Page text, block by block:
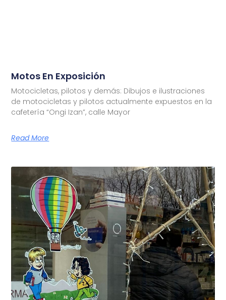
Motos En Exposición
Motocicletas, pilotos y demás: Dibujos e ilustraciones
de motocicletas y pilotos actualmente expuestos en la
cafetería “Ongi Izan”, calle Mayor
Read More